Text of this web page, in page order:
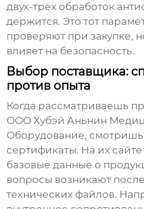
двух-трёх обработок
держится. Это тот
проверяют при закупке,
влияет на безопасность.
Выбор поставщика:
против опыта
Когда рассматриваешь
ООО Хубэй Аньнин
Оборудование, смотришь
сертификаты. На их сайте
базовые данные о
вопросы возникают
технических файлов.